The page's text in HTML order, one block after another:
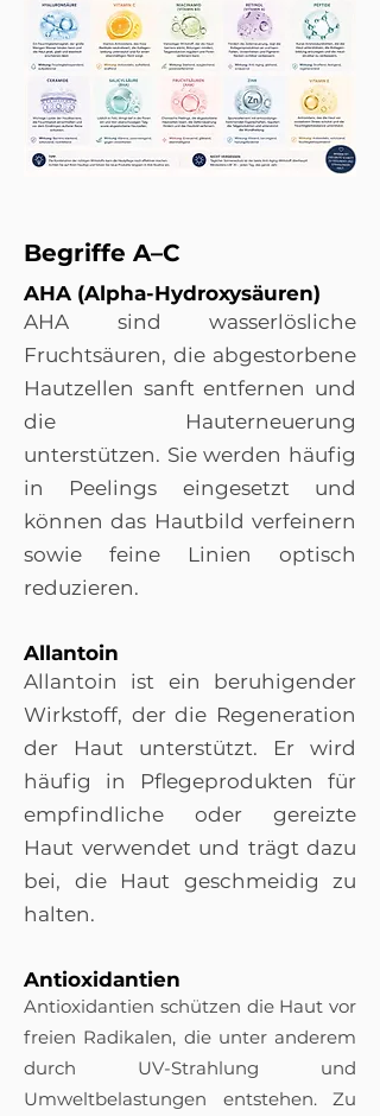
Begriffe A–C
AHA (Alpha-Hydroxysäuren)
AHA sind wasserlösliche
Fruchtsäuren, die abgestorbene
Hautzellen sanft entfernen und
die Hauterneuerung
unterstützen. Sie werden häufig
in Peelings eingesetzt und
können das Hautbild verfeinern
sowie feine Linien optisch
reduzieren.
Allantoin
Allantoin ist ein beruhigender
Wirkstoff, der die Regeneration
der Haut unterstützt. Er wird
häufig in Pflegeprodukten für
empfindliche oder gereizte
Haut verwendet und trägt dazu
bei, die Haut geschmeidig zu
halten.
Antioxidantien
Antioxidantien schützen die Haut vor
freien Radikalen, die unter anderem
durch UV-Strahlung und
Umweltbelastungen entstehen. Zu